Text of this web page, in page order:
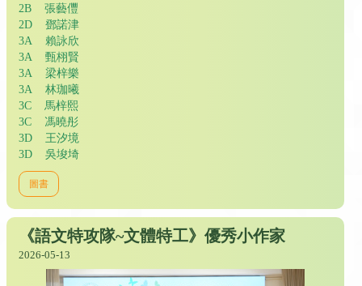
2B 張藝㒥
2D 鄧諾津
3A 賴詠欣
3A 甄栩賢
3A 梁梓樂
3A 林珈曦
3C 馬梓熙
3C 馮曉彤
3D 王汐境
3D 吳埈埼
圖書
《語文特攻隊~文體特工》優秀小作家
2026-05-13